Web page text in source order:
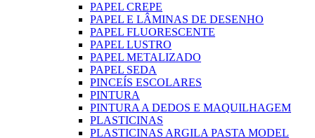
PAPEL CREPE
PAPEL E LÂMINAS DE DESENHO
PAPEL FLUORESCENTE
PAPEL LUSTRO
PAPEL METALIZADO
PAPEL SEDA
PINCEÍS ESCOLARES
PINTURA
PINTURA A DEDOS E MAQUILHAGEM
PLASTICINAS
PLASTICINAS ARGILA PASTA MODEL